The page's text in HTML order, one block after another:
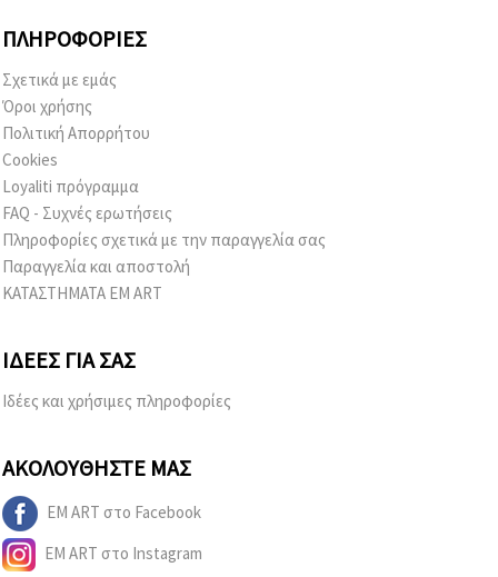
ΠΛΗΡΟΦΟΡΊΕΣ
Σχετικά με εμάς
Όροι χρήσης
Πολιτική Απορρήτου
Cookies
Loyaliti πρόγραμμα
FAQ - Συχνές ερωτήσεις
Πληροφορίες σχετικά με την παραγγελία σας
Παραγγελία και αποστολή
ΚΑΤΑΣΤΗΜΑΤΑ EM ART
ΙΔΈΕΣ ΓΙΑ ΣΑΣ
Ιδέες και χρήσιμες πληροφορίες
ΑΚΟΛΟΥΘΉΣΤΕ ΜΑΣ
EM ART στο Facebook
EM ART στο Instagram